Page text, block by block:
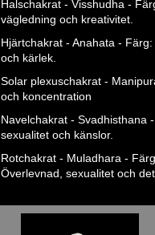
Halschakrat - Visshudha -
vägledning och kreativitet.
Hjärtchakrat - Anahata -
och kärlek.
Solar plexuschakrat -
och koncentration
Navelchakrat - Svadhisthana
sexualitet och känslor.
Rotchakrat - Muladhara -
Överlevnad, sexualitet och